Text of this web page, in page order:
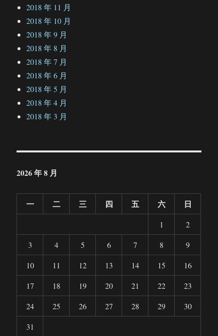
2018 年 11 月
2018 年 10 月
2018 年 9 月
2018 年 8 月
2018 年 7 月
2018 年 6 月
2018 年 5 月
2018 年 4 月
2018 年 3 月
2026 年 8 月
一 二 三 四 五 六 日
1
2
3
4 5 6 7 8
9
10
11 12 13 14 15
16
17
18 19 20 21 22
23
24
25 26 27 28 29
30
31